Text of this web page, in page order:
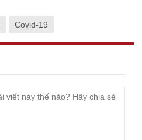
Covid-19